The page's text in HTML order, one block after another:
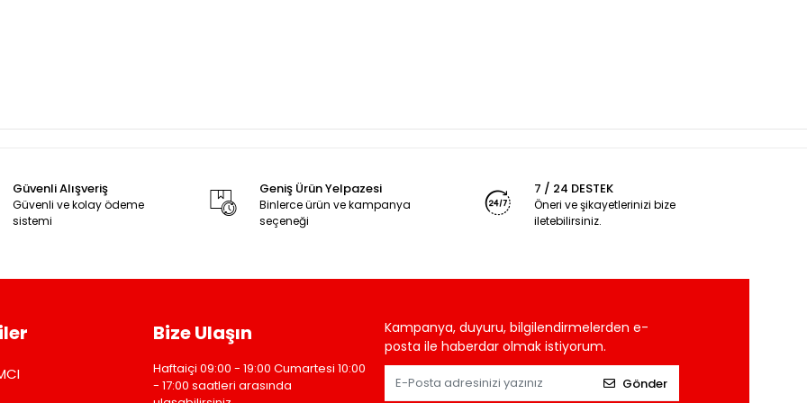
Güvenli Alışveriş
Güvenli ve kolay ödeme
sistemi
Geniş Ürün Yelpazesi
Binlerce ürün ve kampanya
seçeneği
7 / 24 DESTEK
Öneri ve şikayetlerinizi bize
iletebilirsiniz.
Bize Ulaşın
Haftaiçi 09:00 - 19:00 Cumartesi 10:00
- 17:00 saatleri arasında
Kampanya, duyuru, bilgilendirmelerden e-
posta ile haberdar olmak istiyorum.
Gönder